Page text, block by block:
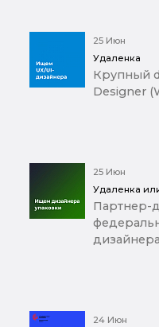
25 Июн
Удаленка
Крупный
Designer
25 Июн
Удаленка
Партнер-
24 Июн